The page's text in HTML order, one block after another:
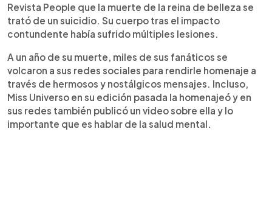
Revista People que la muerte de la reina de belleza se
trató de un suicidio. Su cuerpo tras el impacto
contundente había sufrido múltiples lesiones.
A un año de su muerte, miles de sus fanáticos se
volcaron a sus redes sociales para rendirle homenaje a
través de hermosos y nostálgicos mensajes. Incluso,
Miss Universo en su edición pasada la homenajeó y en
sus redes también publicó un video sobre ella y lo
importante que es hablar de la salud mental.